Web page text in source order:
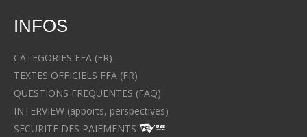
INFOS
CATEGORIES FFA (FR)
TEXTES OFFICIELS FFA (FR)
QUESTIONS FREQUENTES (FAQ)
INTERVIEW (apports, perspectives)
SECURITE DES PAIEMENTS